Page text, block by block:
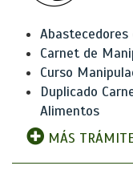
Carnet de
Curso
Duplicado
Alimentos
MÁS